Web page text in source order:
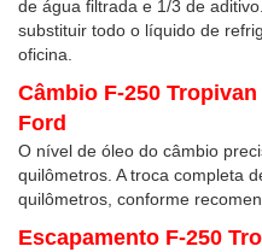
de água filtrada e 1/3 de
substituir todo o líquido de
oficina.
Câmbio F-250
Ford
O nível de óleo do câmbio
quilômetros. A troca completa
quilômetros, conforme
Escapamento F-250